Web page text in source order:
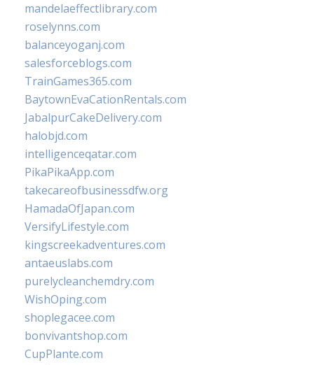
mandelaeffectlibrary.com
roselynns.com
balanceyoganj.com
salesforceblogs.com
TrainGames365.com
BaytownEvaCationRentals.com
JabalpurCakeDelivery.com
halobjd.com
intelligenceqatar.com
PikaPikaApp.com
takecareofbusinessdfw.org
HamadaOfJapan.com
VersifyLifestyle.com
kingscreekadventures.com
antaeuslabs.com
purelycleanchemdry.com
WishOping.com
shoplegacee.com
bonvivantshop.com
CupPlante.com